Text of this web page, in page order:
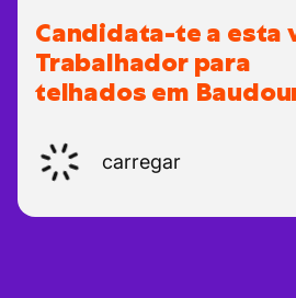
Candidata-te a esta
Trabalhador para
telhados em
carregar